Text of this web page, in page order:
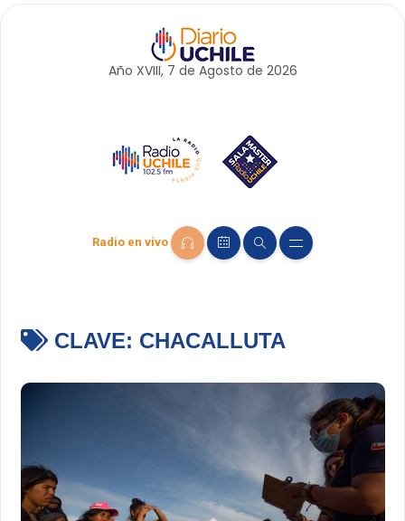
Año XVIII, 7 de Agosto de 2026
Radio en vivo
CLAVE: CHACALLUTA